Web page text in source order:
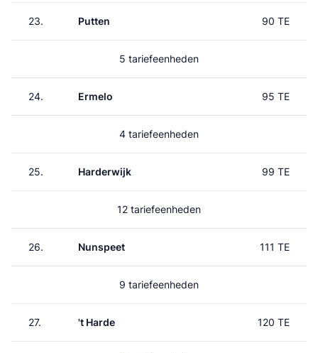
23. Putten 90 TE
5 tariefeenheden
24. Ermelo 95 TE
4 tariefeenheden
25. Harderwijk 99 TE
12 tariefeenheden
26. Nunspeet 111 TE
9 tariefeenheden
27. 't Harde 120 TE